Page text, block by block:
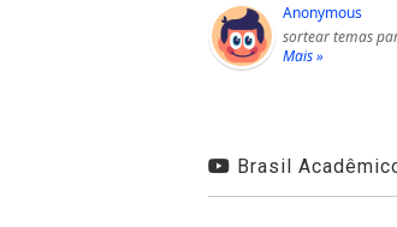
Anonymous
sortear temas
Mais »
Brasil